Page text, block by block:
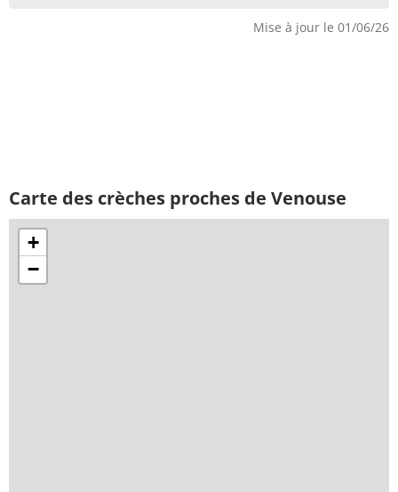
Mise à jour le 01/06/26
Carte des crèches proches de Venouse
+
−